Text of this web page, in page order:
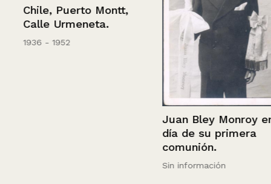
Chile, Puerto Montt,
Calle Urmeneta.
1936 - 1952
Juan Bley Monroy en
día de su primera
comunión.
Sin información